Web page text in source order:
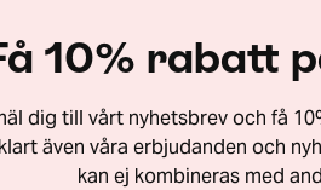
10% rabatt
dig till vårt nyhetsbrev och få
även våra erbjudanden och
kan ej kombineras med